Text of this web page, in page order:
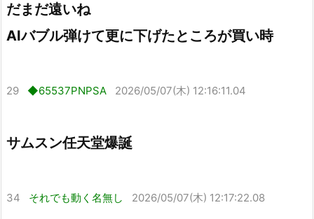
だまだ遠いね
AIバブル弾けて更に下げたところが買い時
29 ◆65537PNPSA 2026/05/07(木) 12:16:11.04
サムスン任天堂爆誕
34 それでも動く名無し 2026/05/07(木) 12:17:22.08